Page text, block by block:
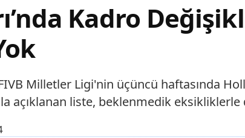
Kadro
FIVB Milletler Ligi'nin üçüncü haftasında
açıklanan liste, beklenmedik